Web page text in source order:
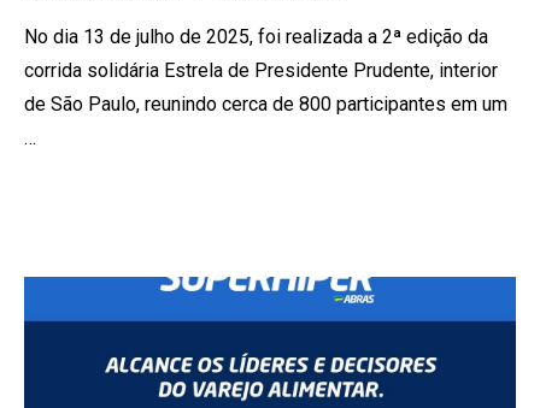
No dia 13 de julho de 2025, foi realizada a 2ª edição da
corrida solidária Estrela de Presidente Prudente, interior
de São Paulo, reunindo cerca de 800 participantes em um
…